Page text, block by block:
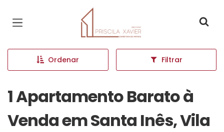
Página inicial
Ordenar Filtrar
1 Apartamento Barato à
Venda em Santa Inês, Vila